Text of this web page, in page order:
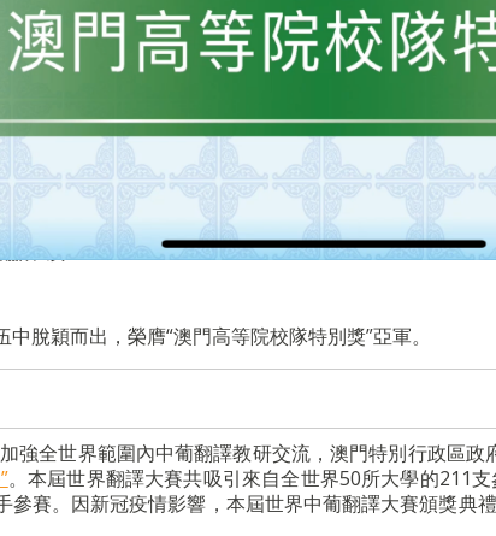
譯大賽”
脫穎而出，榮膺“澳門高等院校隊特別獎”亞軍。
強全世界範圍內中葡翻譯教研交流，澳門特別行政區政
。本屆世界翻譯大賽共吸引來自全世界50所大學的211
參賽。因新冠疫情影響，本屆世界中葡翻譯大賽頒獎典